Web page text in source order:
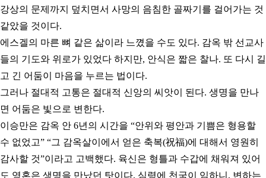
강상의 문제까지 덮치면서 사망의 음침한 골짜기를 걸어가는 것
같았을 것이다.
에스겔의 마른 뼈 같은 삶이라 느꼈을 수도 있다. 감옥 밖 선교사
들의 기도와 위로가 있었다 하지만, 안식은 짧은 찰나. 또 다시 길
고 긴 어둠이 마음을 누르는 법이다.
그러나 절대적 고통은 절대적 신앙의 씨앗이 된다. 생명을 만나
면 어둠은 빛으로 변한다.
이승만은 감옥 안 6년의 시간을 “안위와 평안과 기쁨은 형용할
수 없었고” “그 감옥살이에서 얻은 축복(祝福)에 대해서 영원히
감사할 것”이라고 고백했다. 육신은 형틀과 수갑에 채워져 있어
도 영혼은 생명을 만났던 탓이다. 심령에 천국이 임하니, 변하는